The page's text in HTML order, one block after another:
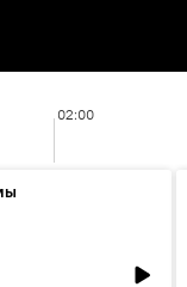
02:00